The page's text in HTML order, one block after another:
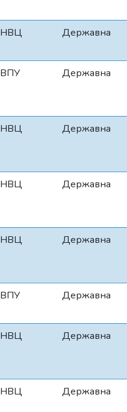
НВЦ Державна
ВПУ Державна
НВЦ Державна
НВЦ Державна
НВЦ Державна
ВПУ Державна
НВЦ Державна
НВЦ Державна